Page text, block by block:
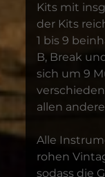
Kits mit
der Kits
1 bis 9
B, Break
sich um 9
allen
Alle
rohen
sodass die